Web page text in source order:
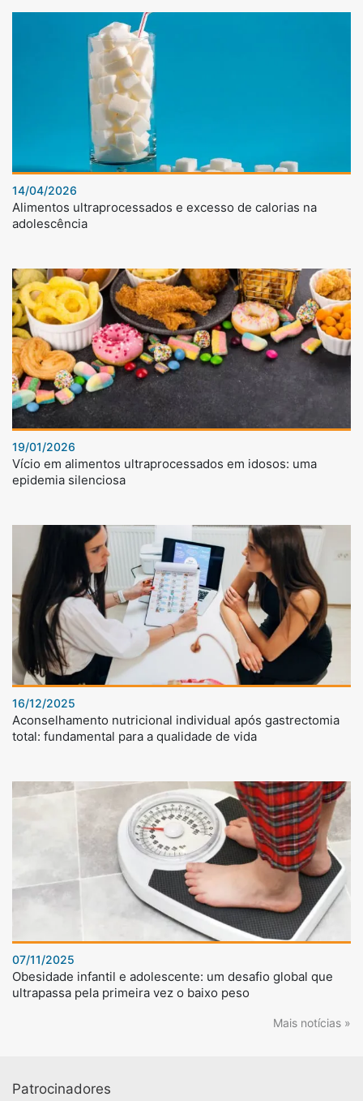
14/04/2026
Alimentos ultraprocessados e excesso de calorias na
adolescência
19/01/2026
Vício em alimentos ultraprocessados em idosos: uma
epidemia silenciosa
16/12/2025
Aconselhamento nutricional individual após gastrectomia
total: fundamental para a qualidade de vida
07/11/2025
Obesidade infantil e adolescente: um desafio global que
ultrapassa pela primeira vez o baixo peso
Mais notícias »
Patrocinadores